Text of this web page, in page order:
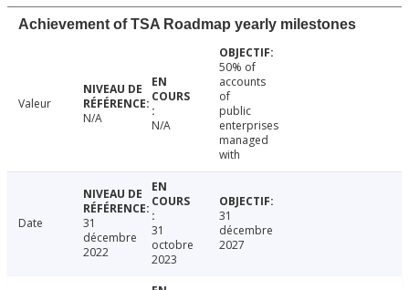
Achievement of TSA Roadmap yearly milestones
Valeur
N/A
N/A
50% of
accounts
of
public
enterprises
managed
with
Date
31
décembre
2022
31
octobre
2023
31
décembre
2027